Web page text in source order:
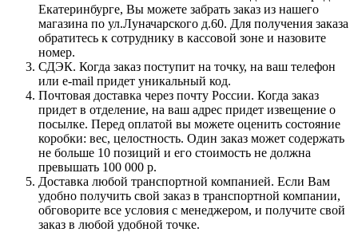
Екатеринбурге, Вы можете забрать заказ из нашего
магазина по ул.Луначарского д.60. Для получения заказа
обратитесь к сотруднику в кассовой зоне и назовите
номер.
СДЭК. Когда заказ поступит на точку, на ваш телефон
или e-mail придет уникальный код.
Почтовая доставка через почту России. Когда заказ
придет в отделение, на ваш адрес придет извещение о
посылке. Перед оплатой вы можете оценить состояние
коробки: вес, целостность. Один заказ может содержать
не больше 10 позиций и его стоимость не должна
превышать 100 000 р.
Доставка любой транспортной компанией. Если Вам
удобно получить свой заказ в транспортной компании,
обговорите все условия с менеджером, и получите свой
заказ в любой удобной точке.